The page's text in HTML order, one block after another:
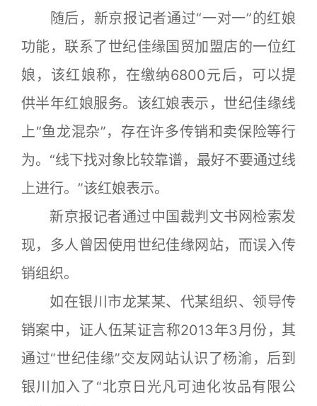
随后，新京报记者通过“一对一”的红娘
功能，联系了世纪佳缘国贸加盟店的一位红
娘，该红娘称，在缴纳6800元后，可以提
供半年红娘服务。该红娘表示，世纪佳缘线
上“鱼龙混杂”，存在许多传销和卖保险等行
为。“线下找对象比较靠谱，最好不要通过线
上进行。”该红娘表示。
新京报记者通过中国裁判文书网检索发
现，多人曾因使用世纪佳缘网站，而误入传
销组织。
如在银川市龙某某、代某组织、领导传
销案中，证人伍某证言称2013年3月份，其
通过“世纪佳缘”交友网站认识了杨渝，后到
银川加入了“北京日光凡可迪化妆品有限公